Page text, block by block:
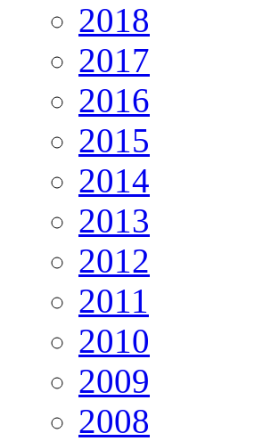
2018
2017
2016
2015
2014
2013
2012
2011
2010
2009
2008